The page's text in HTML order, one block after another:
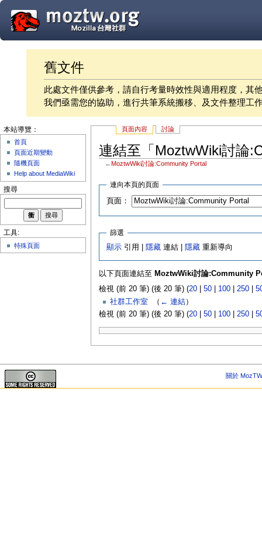
舊文件
此處文件僅供參考，請自行考量時效性與適用程度，其
我們亟需您的協助，進行共筆系統搬移、及文件整理工
頁面內容 討論
連結至「MoztwWiki討論
← MoztwWiki討論:Community Portal
連向本頁的頁面
頁面：
篩選
顯示 引用 | 隱藏 連結 | 隱藏 重新導向
以下頁面連結至 MoztwWiki討論:Community
檢視 (前 20 筆) (後 20 筆) (20| 50| 100| 250|
社群工作室‎ （ ← 連結）
檢視 (前 20 筆) (後 20 筆) (20| 50| 100| 250|
本站導覽：
首頁
頁面近期變動
隨機頁面
Help about MediaWiki
搜尋
工具:
特殊頁面
關於